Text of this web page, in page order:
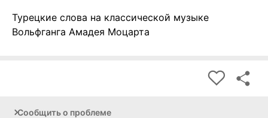
Турецкие слова на классической музыке
Вольфганга Амадея Моцарта
Сообщить о проблеме